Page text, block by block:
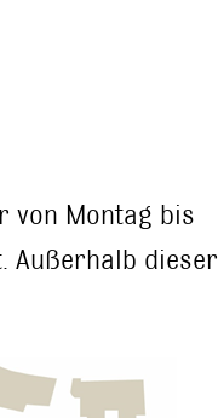
von Montag bis
Außerhalb dieser